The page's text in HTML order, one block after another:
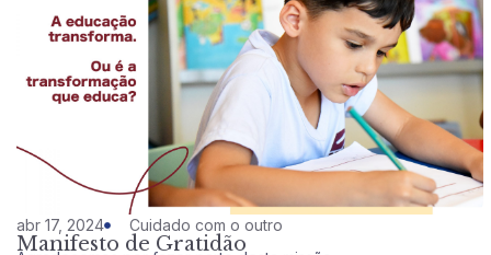
abr 17, 2024 Cuidado com o outro
Manifesto de Gratidão